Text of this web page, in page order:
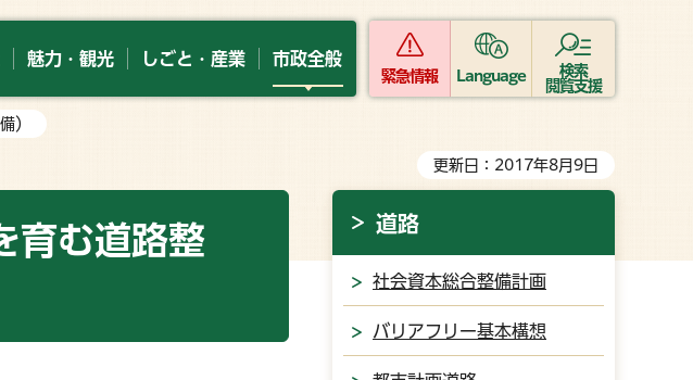
魅力・観光 しごと・産業 市政全般
緊急情報 Language
検索
閲覧支援
）
更新日：2017年8月9日
育む道路整
道路
社会資本総合整備計画
バリアフリー基本構想